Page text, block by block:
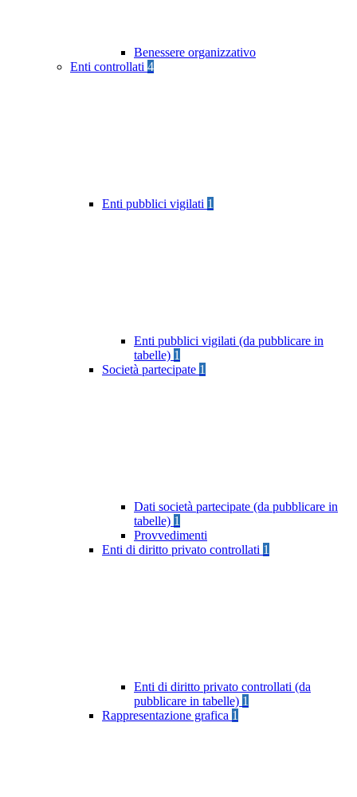
Benessere organizzativo
Enti controllati 4
Enti pubblici vigilati 1
Enti pubblici vigilati (da pubblicare in
tabelle) 1
Società partecipate 1
Dati società partecipate (da pubblicare in
tabelle) 1
Provvedimenti
Enti di diritto privato controllati 1
Enti di diritto privato controllati (da
pubblicare in tabelle) 1
Rappresentazione grafica 1